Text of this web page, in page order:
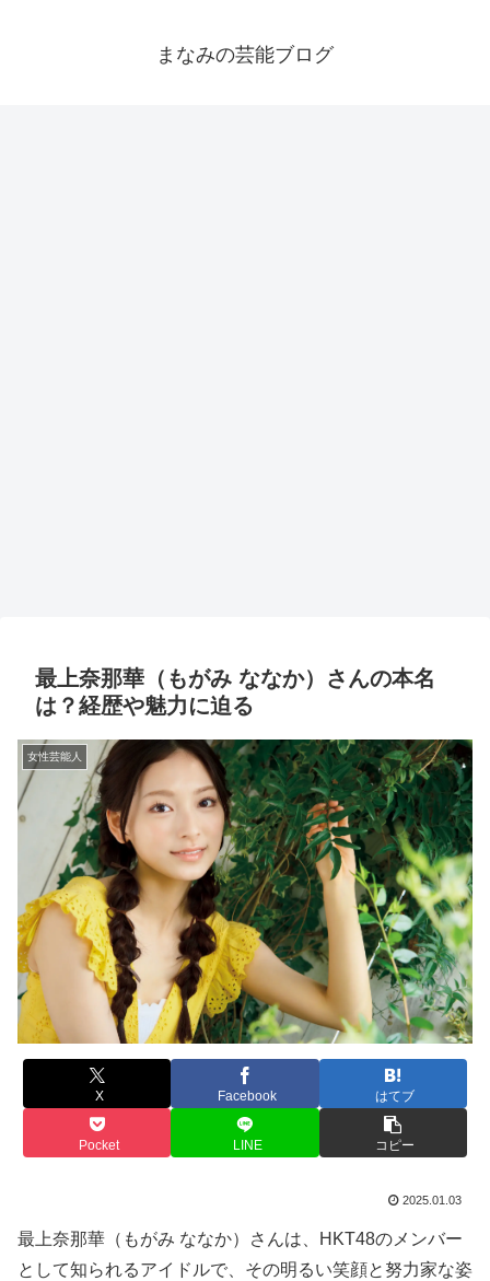
まなみの芸能ブログ
最上奈那華（もがみ ななか）さんの本名
は？経歴や魅力に迫る
女性芸能人
X Facebook はてブ
Pocket LINE コピー
2025.01.03
最上奈那華（もがみ ななか）さんは、HKT48のメンバー
として知られるアイドルで、その明るい笑顔と努力家な姿